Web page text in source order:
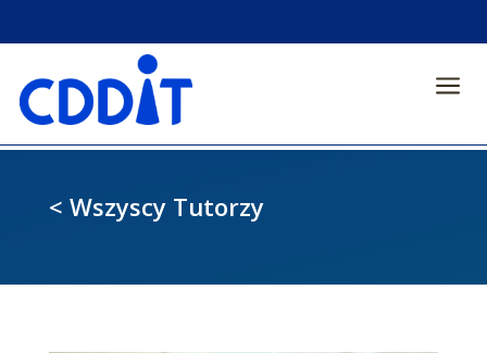
a
< Wszyscy Tutorzy